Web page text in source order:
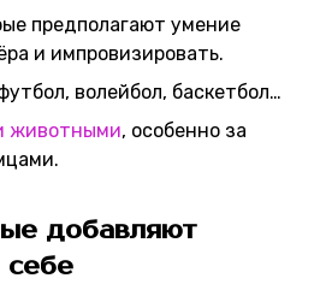
предполагают умение
и импровизировать.
волейбол, баскетбол…
животными, особенно за
добавляют
себе